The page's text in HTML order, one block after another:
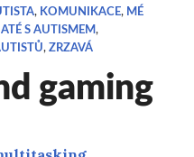
, KOMUNIKACE, MÉ
S AUTISMEM,
,ZRZAVÁ
gaming